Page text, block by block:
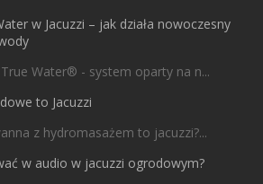
w Jacuzzi – jak działa nowoczesny
Water® - system oparty na n...
to Jacuzzi
z hydromasażem to jacuzzi?...
w audio w jacuzzi ogrodowym?